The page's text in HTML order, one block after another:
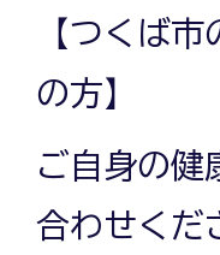
【つくば
の方】
ご自身の健
合わせくだ